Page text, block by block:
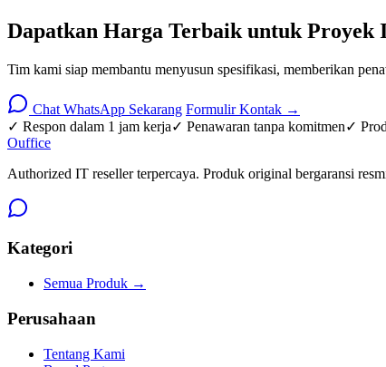
Dapatkan Harga Terbaik untuk Proyek
Tim kami siap membantu menyusun spesifikasi, memberikan
Chat WhatsApp Sekarang Formulir Kontak →
✓ Respon dalam 1 jam kerja✓ Penawaran tanpa komitmen✓
Ouffice
Authorized IT reseller terpercaya. Produk original bergaransi
Kategori
Semua Produk →
Perusahaan
Tentang Kami